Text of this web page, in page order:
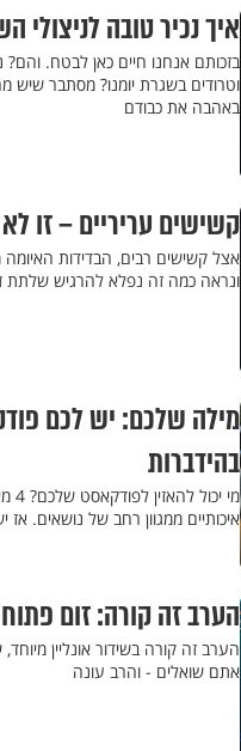
איך נכיר טובה
בזכותם אנחנו חיים כאן לבטח. והם?
וטרודים בשגרת יומנו? מסתבר שיש
באהבה את כבודם
קשישים עריריים – זו
אצל קשישים רבים, הבדידות
ונראה כמה זה נפלא להרגיש שלתת
מילה שלכם: יש לכם
בהידברות
איכותיים ממגוון רחב של נושאים.
הערב זה קורה: זום
אתם שואלים - והרב עונה